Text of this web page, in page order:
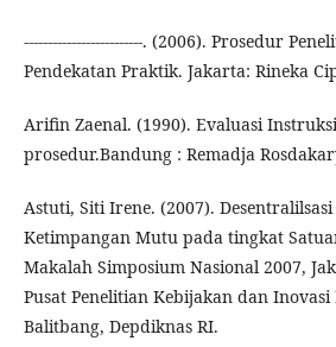
-------------------------. (2006). Prosedur
Pendekatan Praktik. Jakarta: Rineka
Arifin Zaenal. (1990). Evaluasi
prosedur.Bandung : Remadja
Astuti, Siti Irene. (2007).
Ketimpangan Mutu pada tingkat
Makalah Simposium Nasional 2007,
Pusat Penelitian Kebijakan dan Inovasi
Balitbang, Depdiknas RI.